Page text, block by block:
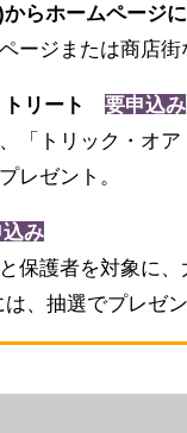
らホームページ
ージまたは商店
リート
要申込み
「トリック・オア
レゼント。
み
保護者を対象に、
、抽選でプレゼ